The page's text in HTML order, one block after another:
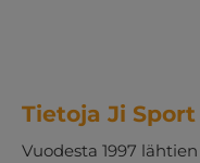
Tietoja Ji Sport
Vuodesta 1997